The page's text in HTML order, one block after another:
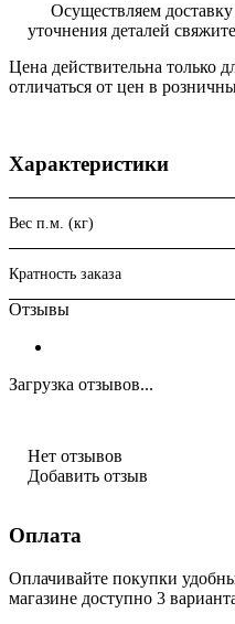
Осуществляем
уточнения деталей
Цена действительна только
отличаться от цен в
Характеристики
Вес п.м. (кг)
Кратность заказа
Отзывы
Загрузка отзывов...
Нет отзывов
Добавить отзыв
Оплата
Оплачивайте покупки
магазине доступно 3